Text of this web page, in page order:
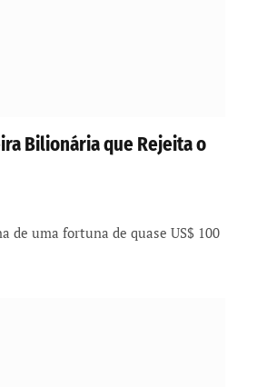
Bilionária que Rejeita o
de uma fortuna de quase US$ 100